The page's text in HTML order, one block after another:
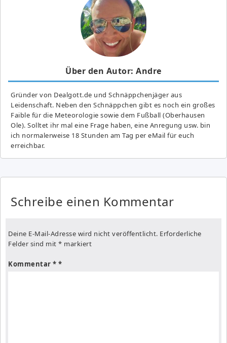
Über den Autor: Andre
Gründer von Dealgott.de und Schnäppchenjäger aus
Leidenschaft. Neben den Schnäppchen gibt es noch ein großes
Fai­ble für die Meteorologie sowie dem Fußball (Oberhausen
Ole). Solltet ihr mal eine Frage haben, eine Anregung usw. bin
ich normalerweise 18 Stunden am Tag per eMail für euch
erreichbar.
Schreibe einen Kommentar
Deine E-Mail-Adresse wird nicht veröffentlicht. Erforderliche
Felder sind mit * markiert
Kommentar *